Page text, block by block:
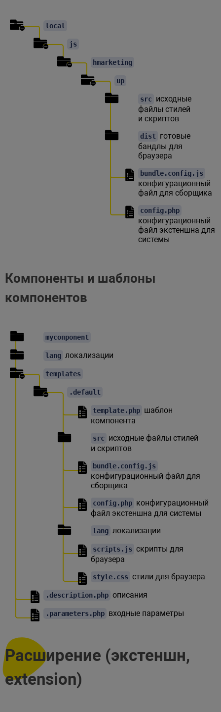
local
js
hmarketing
up
src
исходные
файлы стилей
и скриптов
dist готовые
бандлы для
браузера
bundle.config.js
конфигурационный
файл для сборщика
config.php
конфигурационный
файл экстеншна для
системы
Компоненты и шаблоны
компонентов
myconponent
lang локализации
templates
.default
template.php шаблон
компонента
src
исходные файлы стилей
и скриптов
bundle.config.js
конфигурационный файл для
сборщика
config.php конфигурационный
файл экстеншна для системы
lang локализации
scripts.js скрипты для
браузера
style.css стили для браузера
.description.php описания
.parameters.php входные параметры
Расширение (экстеншн,
extension)